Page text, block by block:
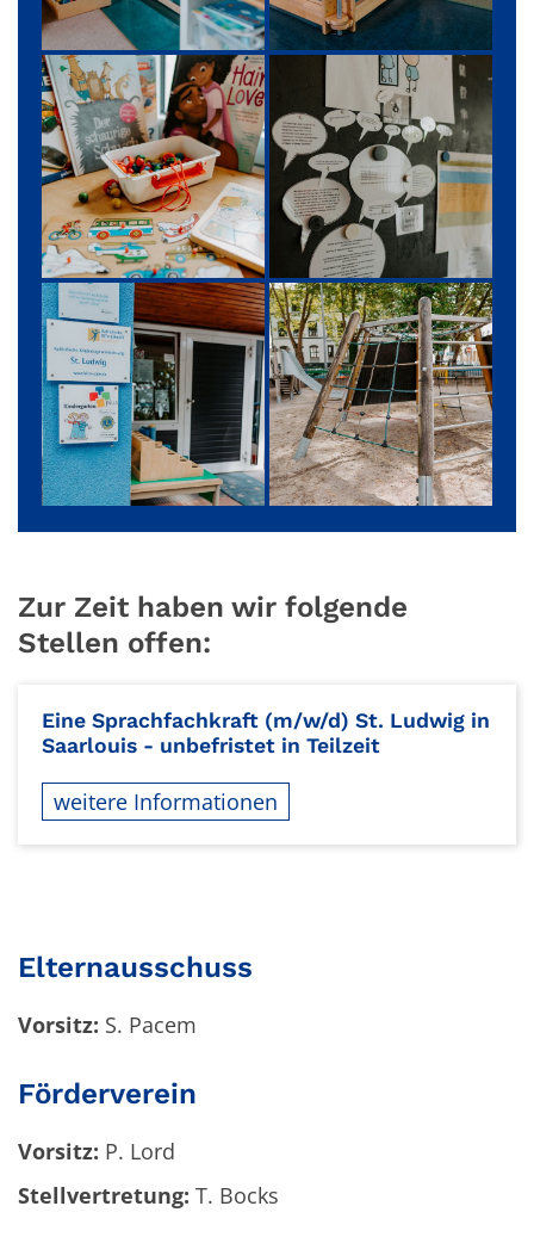
Zur Zeit haben wir folgende
Stellen offen:
Eine Sprachfachkraft (m/w/d) St. Ludwig in
Saarlouis - unbefristet in Teilzeit
weitere Informationen
Elternausschuss
Vorsitz: S. Pacem
Förderverein
Vorsitz: P. Lord
Stellvertretung: T. Bocks